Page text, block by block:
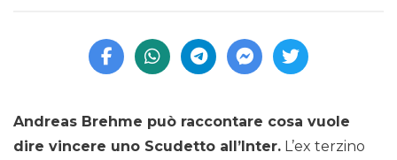
Andreas Brehme può raccontare cosa vuole
dire vincere uno Scudetto all’Inter. L’ex terzino